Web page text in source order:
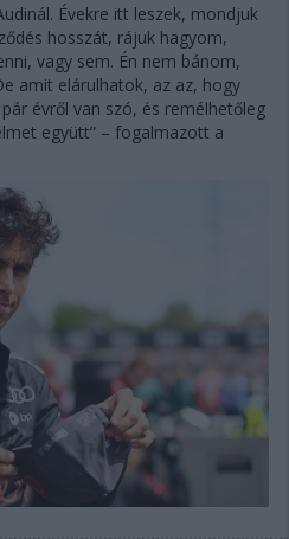
Évekre itt leszek, mondjuk
hosszát, rájuk hagyom,
vagy sem. Én nem bánom,
amit elárulhatok, az az, hogy
évről van szó, és remélhetőleg
együtt” – fogalmazott a